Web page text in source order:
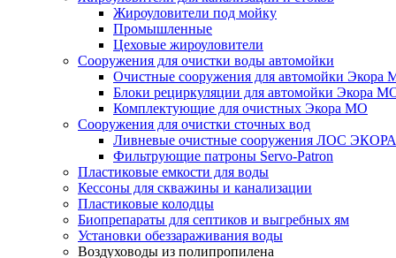
Жироуловители под мойку
Промышленные
Цеховые жироуловители
Сооружения для очистки воды автомойки
Очистные сооружения для автомойки Экора
Блоки рециркуляции для автомойки Экора
Комплектующие для очистных Экора МО
Сооружения для очистки сточных вод
Ливневые очистные сооружения ЛОС ЭКОРА
Фильтрующие патроны Servo-Patron
Пластиковые емкости для воды
Кессоны для скважины и канализации
Пластиковые колодцы
Биопрепараты для септиков и выгребных ям
Установки обеззараживания воды
Воздуховоды из полипропилена